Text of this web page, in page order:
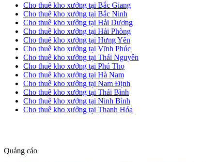
Cho thuê kho xưởng tại Bắc Giang
Cho thuê kho xưởng tại Bắc Ninh
Cho thuê kho xưởng tại Hải Dương
Cho thuê kho xưởng tại Hải Phòng
Cho thuê kho xưởng tại Hưng Yên
Cho thuê kho xưởng tại Vĩnh Phúc
Cho thuê kho xưởng tại Thái Nguyên
Cho thuê kho xưởng tại Phú Thọ
Cho thuê kho xưởng tại Hà Nam
Cho thuê kho xưởng tại Nam Định
Cho thuê kho xưởng tại Thái Bình
Cho thuê kho xưởng tại Ninh Bình
Cho thuê kho xưởng tại Thanh Hóa
Quảng cáo